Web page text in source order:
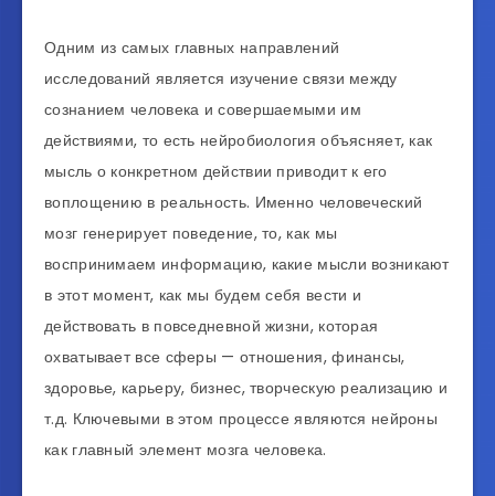
Одним из самых главных направлений
исследований является изучение связи между
сознанием человека и совершаемыми им
действиями, то есть нейробиология объясняет, как
мысль о конкретном действии приводит к его
воплощению в реальность. Именно человеческий
мозг генерирует поведение, то, как мы
воспринимаем информацию, какие мысли возникают
в этот момент, как мы будем себя вести и
действовать в повседневной жизни, которая
охватывает все сферы — отношения, финансы,
здоровье, карьеру, бизнес, творческую реализацию и
т.д. Ключевыми в этом процессе являются нейроны
как главный элемент мозга человека.